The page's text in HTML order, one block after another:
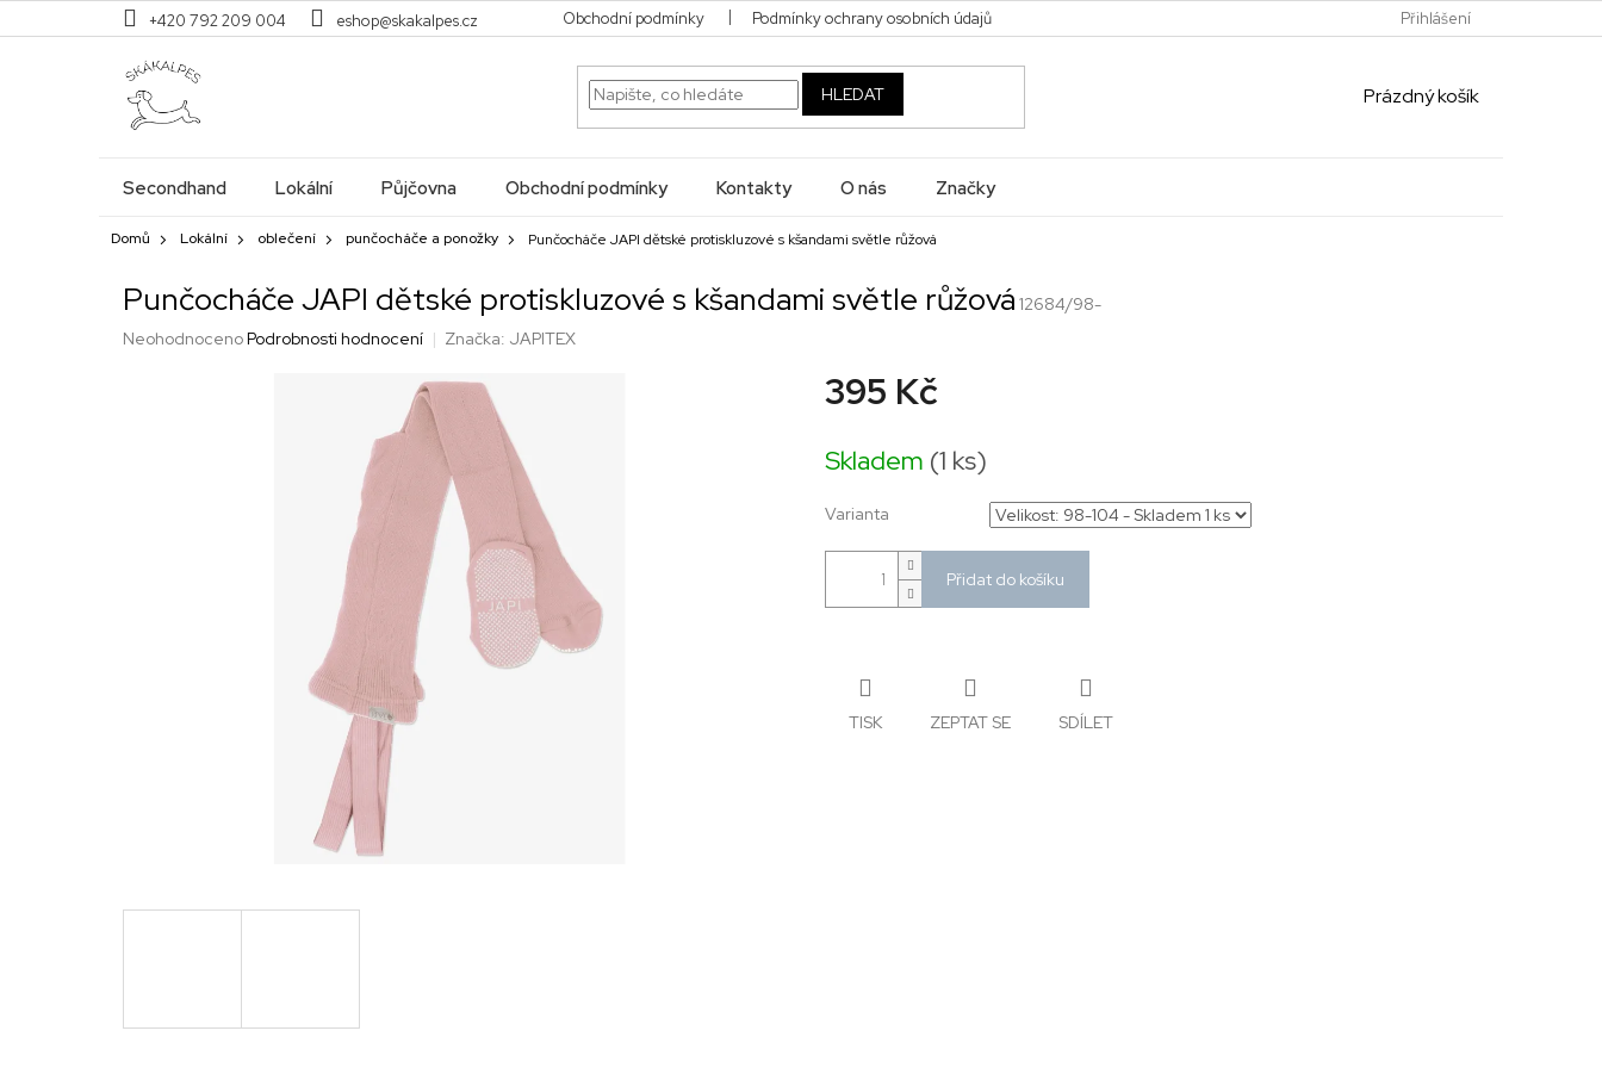
na
+420 792 209 004 eshop@skakalpes.cz Obchodní podmínky Podmínky ochrany osobních údajů Přihlášení
HLEDAT
NÁKUPNÍ
Prázdný košík
Secondhand Lokální Půjčovna Obchodní podmínky Kontakty O nás Značky
Domů Lokální oblečení punčocháče a ponožky Punčocháče JAPI dětské protiskluzové s kšandami světle růžová
Punčocháče JAPI dětské protiskluzové s kšandami světle růžová 12684/98-
Průměrné
NeohodnocenoPodrobnosti hodnocení Značka: JAPITEX
395 Kč
cena:
Skladem (1 ks)
Varianta
Přidat do košíku
TISK ZEPTAT SE SDÍLET